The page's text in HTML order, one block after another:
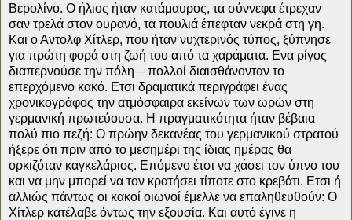
Βερολίνο. Ο ήλιος ήταν κατάμαυρος, τα σύννεφα έτρεχαν
σαν τρελά στον ουρανό, τα πουλιά έπεφταν νεκρά στη γη.
Και ο Αντολφ Χίτλερ, που ήταν νυχτερινός τύπος, ξύπνησε
για πρώτη φορά στη ζωή του από τα χαράματα. Ενα ρίγος
διαπερνούσε την πόλη – πολλοί διαισθάνονταν το
επερχόμενο κακό. Ετσι δραματικά περιγράφει ένας
χρονικογράφος την ατμόσφαιρα εκείνων των ωρών στη
γερμανική πρωτεύουσα. Η πραγματικότητα ήταν βέβαια
πολύ πιο πεζή: Ο πρώην δεκανέας του γερμανικού στρατού
ήξερε ότι πριν από το μεσημέρι της ίδιας ημέρας θα
ορκιζόταν καγκελάριος. Επόμενο έτσι να χάσει τον ύπνο του
και να μην μπορεί να τον κρατήσει τίποτε στο κρεβάτι. Ετσι ή
αλλιώς πάντως οι κακοί οιωνοί έμελλε να επαληθευθούν: Ο
Χίτλερ κατέλαβε όντως την εξουσία. Και αυτό έγινε η